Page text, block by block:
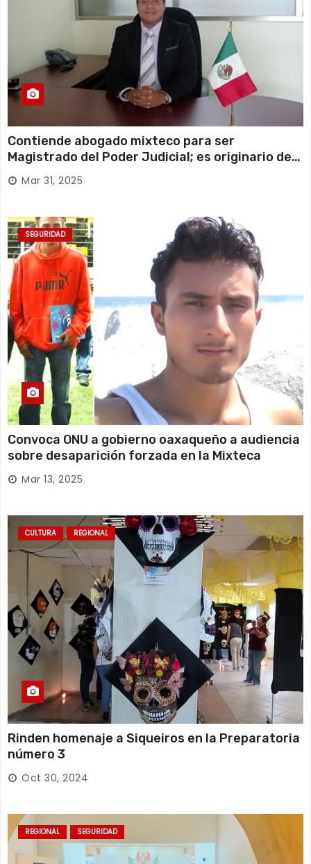
Contiende abogado mixteco para ser
Magistrado del Poder Judicial; es originario de
Huajuapan de León
Mar 31, 2025
SEGURIDAD
Convoca ONU a gobierno oaxaqueño a audiencia
sobre desaparición forzada en la Mixteca
Mar 13, 2025
CULTURA REGIONAL
Rinden homenaje a Siqueiros en la Preparatoria
número 3
Oct 30, 2024
REGIONAL SEGURIDAD